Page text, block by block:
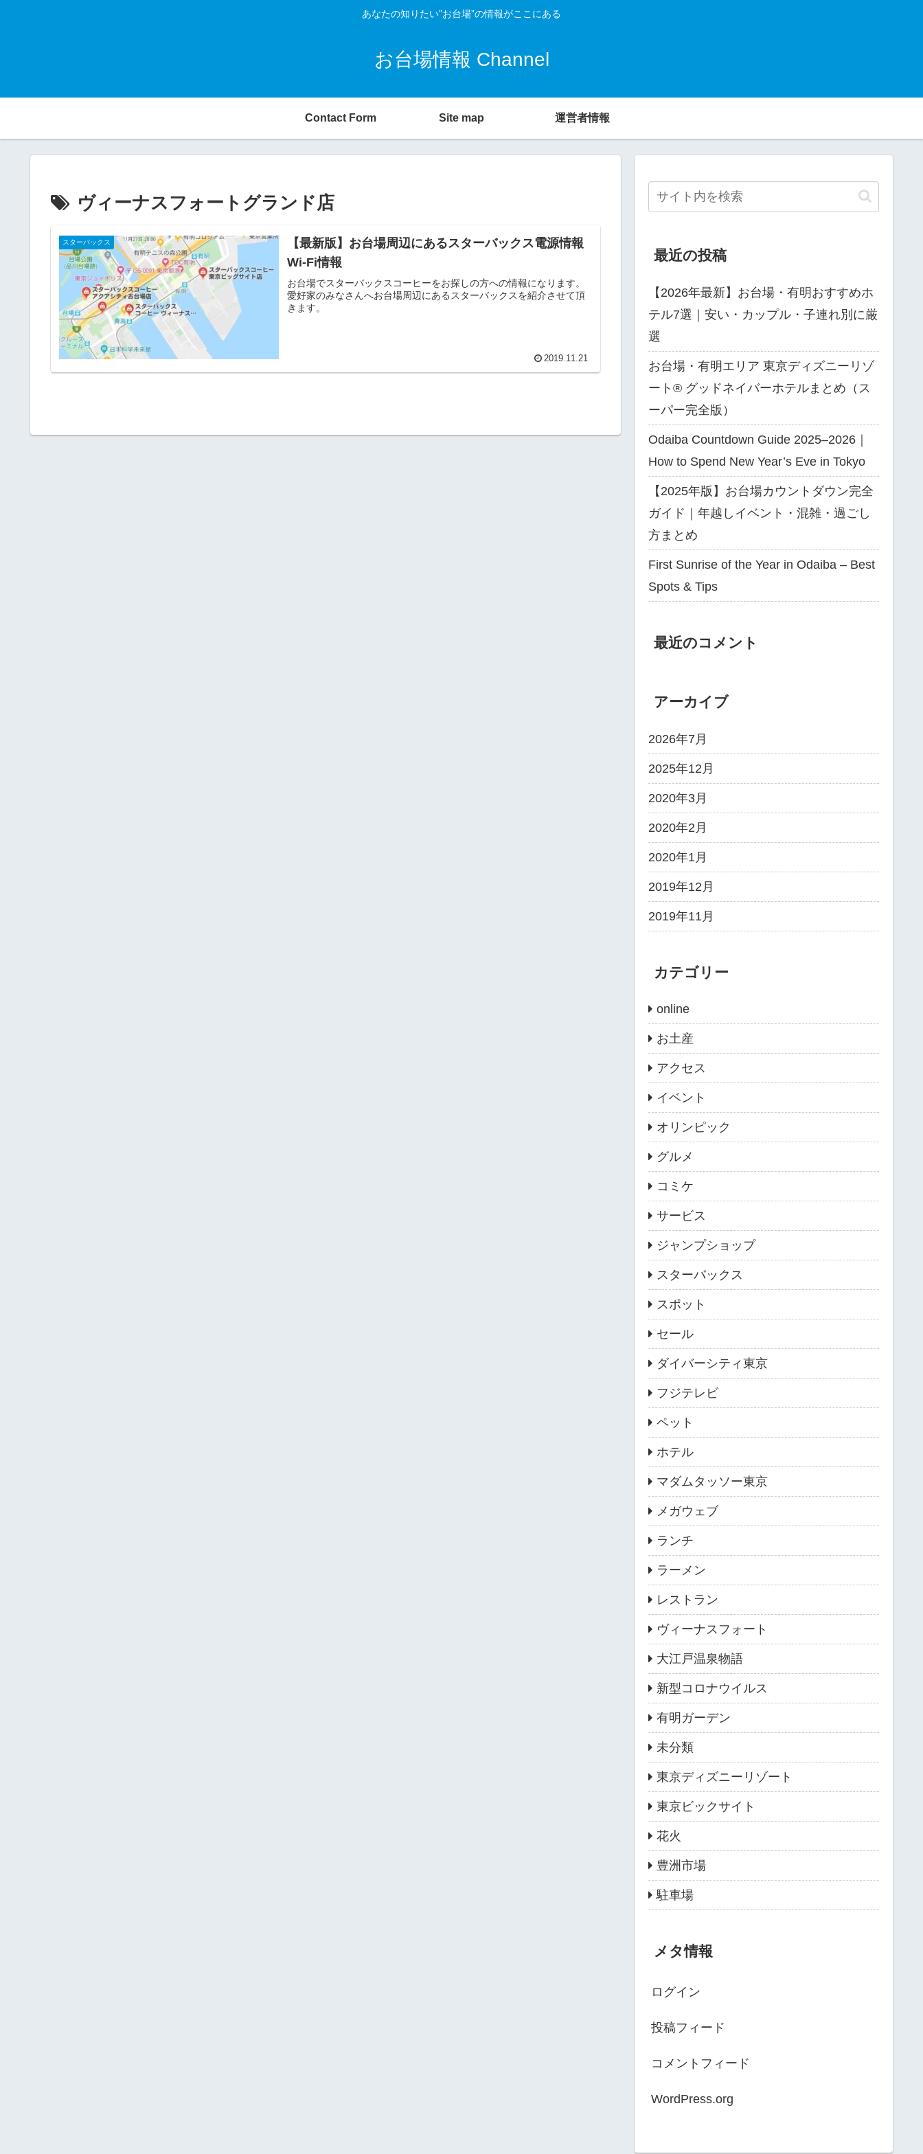
あなたの知りたい”お台場”の情報がここにある
お台場情報 Channel
Contact Form Site map 運営者情報
ヴィーナスフォートグランド店
スターバックス
【最新版】お台場周辺にあるスターバックス電源情報
Wi-Fi情報
お台場でスターバックスコーヒーをお探しの方への情報になります。
愛好家のみなさんへお台場周辺にあるスターバックスを紹介させて頂
きます。
2019.11.21
最近の投稿
【2026年最新】お台場・有明おすすめホ
テル7選｜安い・カップル・子連れ別に厳
選
お台場・有明エリア 東京ディズニーリゾ
ート® グッドネイバーホテルまとめ（ス
ーパー完全版）
Odaiba Countdown Guide 2025–2026｜
How to Spend New Year’s Eve in Tokyo
【2025年版】お台場カウントダウン完全
ガイド｜年越しイベント・混雑・過ごし
方まとめ
First Sunrise of the Year in Odaiba – Best
Spots & Tips
最近のコメント
アーカイブ
2026年7月
2025年12月
2020年3月
2020年2月
2020年1月
2019年12月
2019年11月
カテゴリー
online
お土産
アクセス
イベント
オリンピック
グルメ
コミケ
サービス
ジャンプショップ
スターバックス
スポット
セール
ダイバーシティ東京
フジテレビ
ペット
ホテル
マダムタッソー東京
メガウェブ
ランチ
ラーメン
レストラン
ヴィーナスフォート
大江戸温泉物語
新型コロナウイルス
有明ガーデン
未分類
東京ディズニーリゾート
東京ビックサイト
花火
豊洲市場
駐車場
メタ情報
ログイン
投稿フィード
コメントフィード
WordPress.org